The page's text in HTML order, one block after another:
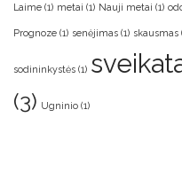
Laime (1) metai (1) Nauji metai (1)
Prognoze (1) senėjimas (1) skausmas
sodininkystės (1)
(3) Ugninio (1)